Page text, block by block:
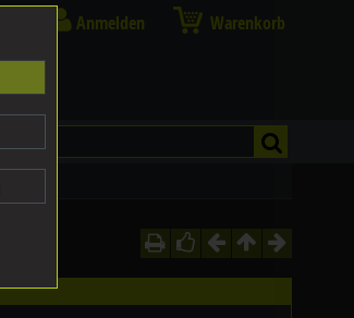
Anmelden Warenkorb